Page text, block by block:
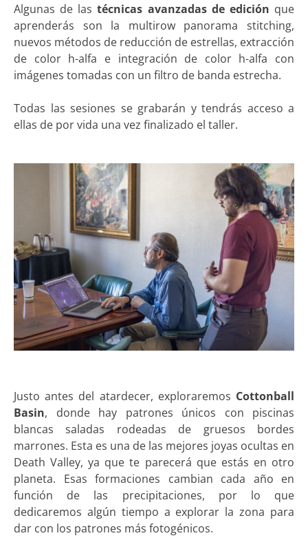
Algunas de lastécnicas avanzadas de edición que
aprenderás son la multirow panorama stitching,
nuevos métodos de reducción de estrellas, extracción
de color h-alfa e integración de color h-alfa con
imágenes tomadas con un filtro de banda estrecha.
Todas las sesiones se grabarán y tendrás acceso a
ellas de por vida una vez finalizado el taller.
Justo antes del atardecer, exploraremos Cottonball
Basin, donde hay patrones únicos con piscinas
blancas saladas rodeadas de gruesos bordes
marrones. Esta es una de las mejores joyas ocultas en
Death Valley, ya que te parecerá que estás en otro
planeta. Esas formaciones cambian cada año en
función de las precipitaciones, por lo que
dedicaremos algún tiempo a explorar la zona para
dar con los patrones más fotogénicos.